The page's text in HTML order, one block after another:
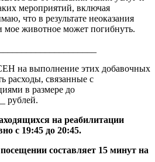
мероприятий, включая
что в результате неоказания
животное может погибнуть.
на выполнение этих добавочных
расходы, связанные с
в размере до
рублей.
на реабилитации
с 19:45 до 20:45.
составляет 15 минут на